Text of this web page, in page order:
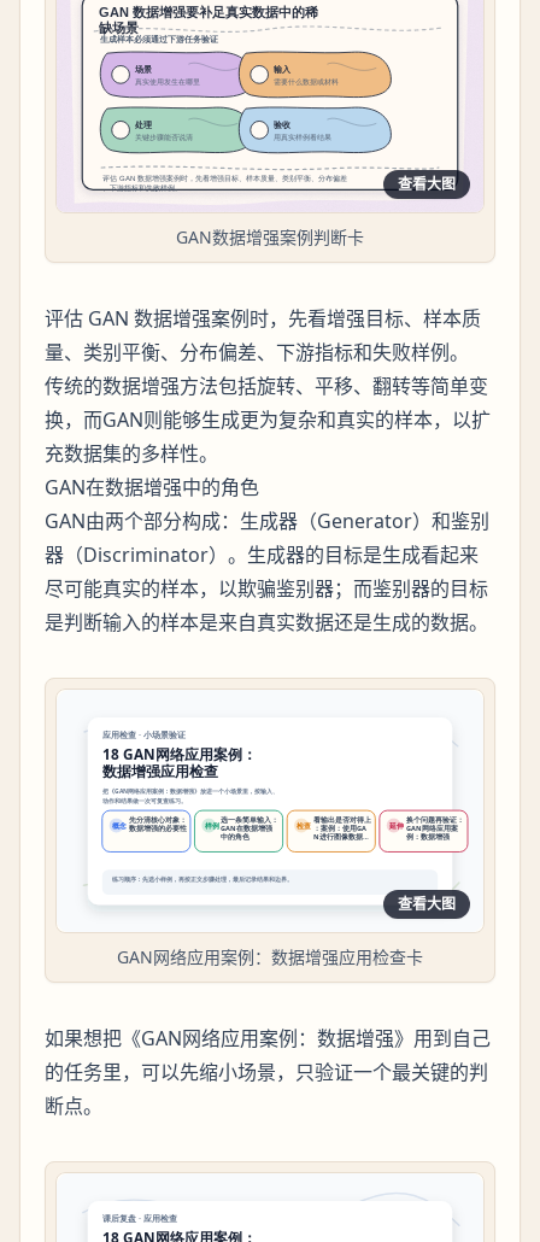
查看大图
GAN数据增强案例判断卡
评估 GAN 数据增强案例时，先看增强目标、样本质
量、类别平衡、分布偏差、下游指标和失败样例。
传统的数据增强方法包括旋转、平移、翻转等简单变
换，而GAN则能够生成更为复杂和真实的样本，以扩
充数据集的多样性。
GAN在数据增强中的角色
GAN由两个部分构成：生成器（Generator）和鉴别
器（Discriminator）。生成器的目标是生成看起来
尽可能真实的样本，以欺骗鉴别器；而鉴别器的目标
是判断输入的样本是来自真实数据还是生成的数据。
查看大图
GAN网络应用案例：数据增强应用检查卡
如果想把《GAN网络应用案例：数据增强》用到自己
的任务里，可以先缩小场景，只验证一个最关键的判
断点。